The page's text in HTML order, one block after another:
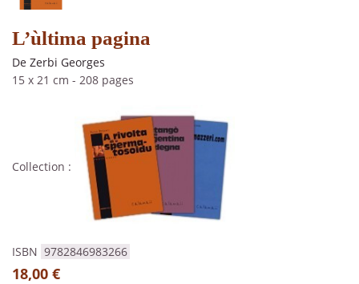
L’ùltima pagina
De Zerbi Georges
15 x 21 cm - 208 pages
Collection :
ISBN 9782846983266
18,00 €